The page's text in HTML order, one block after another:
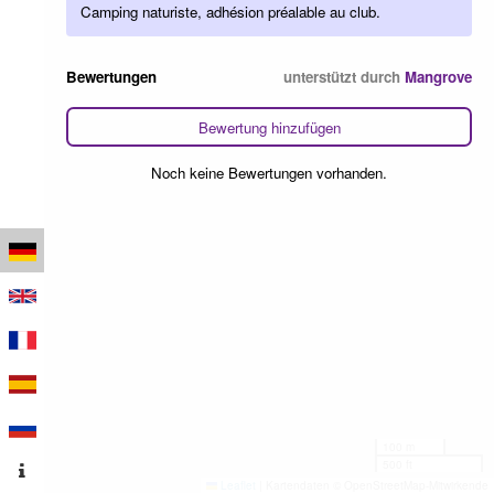
Camping naturiste, adhésion préalable au club.
Bewertungen unterstützt durch Mangrove
Bewertung hinzufügen
Noch keine Bewertungen vorhanden.